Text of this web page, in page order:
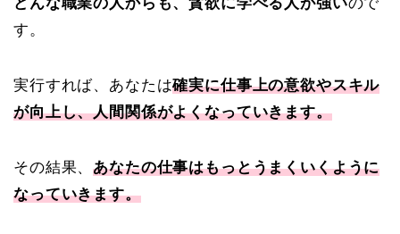
す。
実行すれば、あなたは確実に仕事上の意欲やスキル
が向上し、人間関係がよくなっていきます。
その結果、あなたの仕事はもっとうまくいくように
なっていきます。